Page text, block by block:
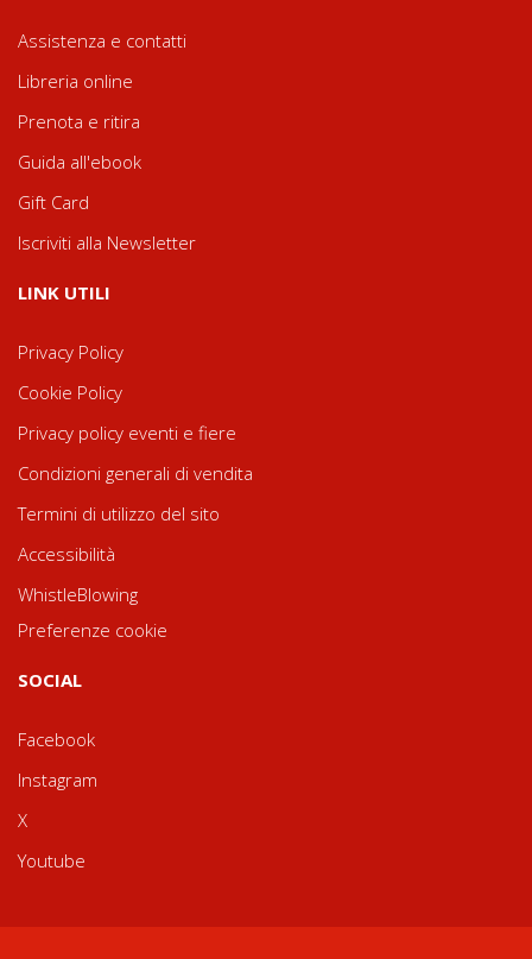
Assistenza e contatti
Libreria online
Prenota e ritira
Guida all'ebook
Gift Card
Iscriviti alla Newsletter
LINK UTILI
Privacy Policy
Cookie Policy
Privacy policy eventi e fiere
Condizioni generali di vendita
Termini di utilizzo del sito
Accessibilità
WhistleBlowing
Preferenze cookie
SOCIAL
Facebook
Instagram
X
Youtube